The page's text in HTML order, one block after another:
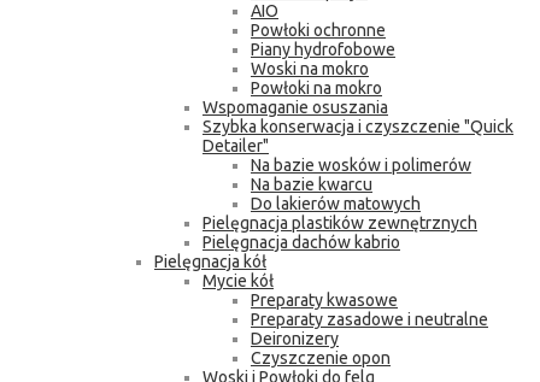
AIO
Powłoki ochronne
Piany hydrofobowe
Woski na mokro
Powłoki na mokro
Wspomaganie osuszania
Szybka konserwacja i czyszczenie "Quick
Detailer"
Na bazie wosków i polimerów
Na bazie kwarcu
Do lakierów matowych
Pielęgnacja plastików zewnętrznych
Pielęgnacja dachów kabrio
Pielęgnacja kół
Mycie kół
Preparaty kwasowe
Preparaty zasadowe i neutralne
Deironizery
Czyszczenie opon
Woski i Powłoki do felg